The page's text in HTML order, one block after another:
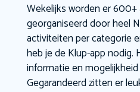
Wekelijks worden er
georganiseerd door heel
activiteiten per categorie
heb je de Klup-app nodig.
informatie en
Gegarandeerd zitten er